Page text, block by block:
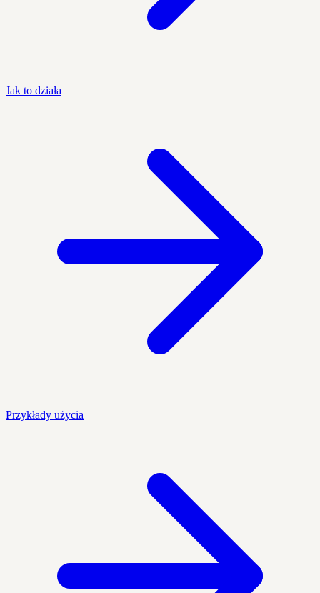
Jak to działa
Przykłady użycia